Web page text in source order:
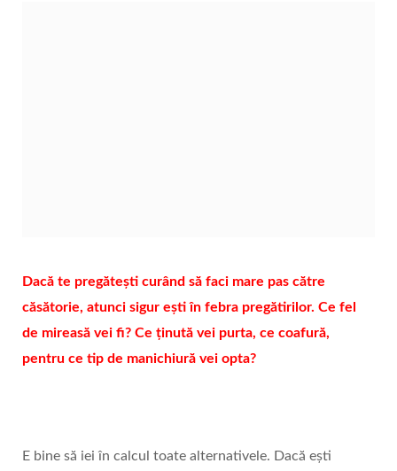
Dacă te pregătești curând să faci mare pas către
căsătorie, atunci sigur ești în febra pregătirilor. Ce fel
de mireasă vei fi? Ce ținută vei purta, ce coafură,
pentru ce tip de manichiură vei opta?
E bine să iei în calcul toate alternativele. Dacă ești